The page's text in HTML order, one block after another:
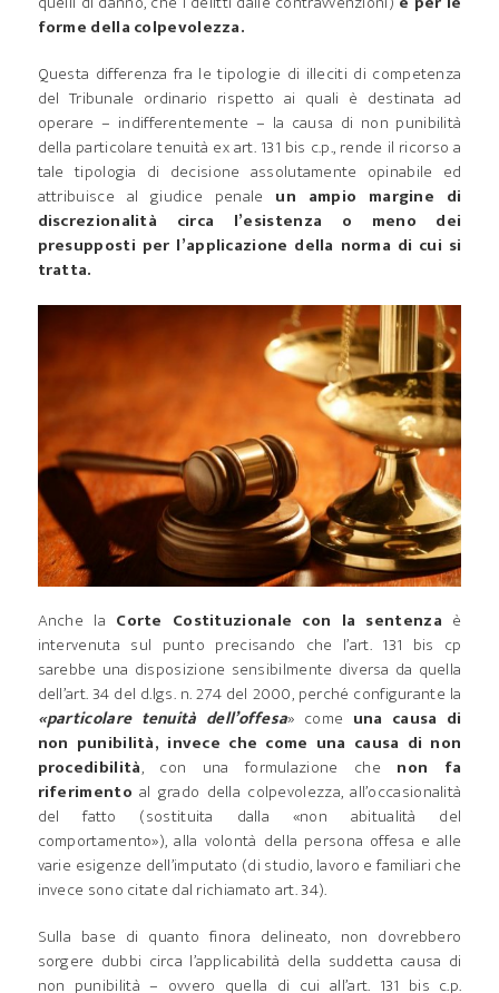
forme della colpevolezza.
Questa differenza fra le tipologie di illeciti di competenza
del Tribunale ordinario rispetto ai quali è destinata ad
operare – indifferentemente – la causa di non punibilità
della particolare tenuità ex art. 131 bis c.p., rende il ricorso a
tale tipologia di decisione assolutamente opinabile ed
attribuisce al giudice penale un ampio margine di
discrezionalità circa l’esistenza o meno dei
presupposti per l’applicazione della norma di cui si
tratta.
Anche la Corte Costituzionale con la sentenza è
intervenuta sul punto precisando che l’art. 131 bis cp
sarebbe una disposizione sensibilmente diversa da quella
dell’art. 34 del d.lgs. n. 274 del 2000, perché configurante la
«particolare tenuità dell’offesa» come una causa di
non punibilità, invece che come una causa di non
procedibilità, con una formulazione che non fa
riferimento al grado della colpevolezza, all’occasionalità
del fatto (sostituita dalla «non abitualità del
comportamento»), alla volontà della persona offesa e alle
varie esigenze dell’imputato (di studio, lavoro e familiari che
invece sono citate dal richiamato art. 34).
Sulla base di quanto finora delineato, non dovrebbero
sorgere dubbi circa l’applicabilità della suddetta causa di
non punibilità – ovvero quella di cui all’art. 131 bis c.p.